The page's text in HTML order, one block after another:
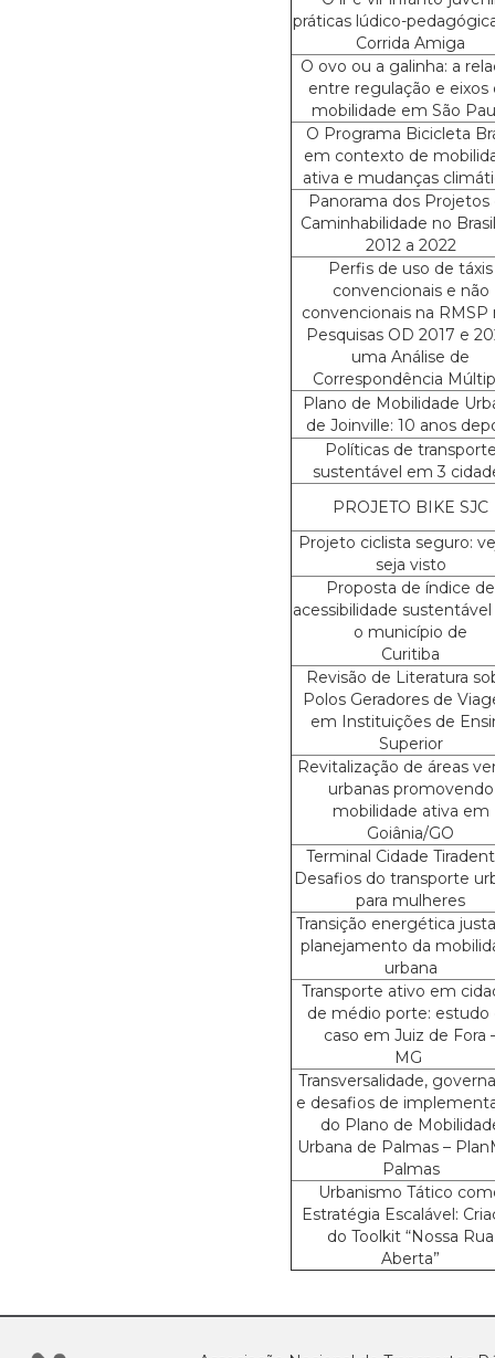
práticas lúdico-
Corrida Amiga
O ovo ou a galinha: a
entre regulação e eixos
mobilidade em São
O Programa Bicicleta
em contexto de
ativa e mudanças
Panorama dos Projetos
Caminhabilidade no
2012 a 2022
Perfis de uso de táxis
convencionais e não
convencionais na RMSP
Pesquisas OD 2017 e
uma Análise de
Correspondência
Plano de Mobilidade
de Joinville: 10 anos
Políticas de
sustentável em 3
PROJETO BIKE SJC
Projeto ciclista seguro:
seja visto
Proposta de índice de
acessibilidade sustentável
o município de
Curitiba
Revisão de Literatura
Polos Geradores de
em Instituições de
Superior
Revitalização de áreas
urbanas promovendo
mobilidade ativa em
Goiânia/GO
Terminal Cidade
Desafios do transporte
para mulheres
Transição energética
planejamento da
urbana
Transporte ativo em
de médio porte: estudo
caso em Juiz de Fora
MG
Transversalidade,
e desafios de
do Plano de
Urbana de Palmas –
Palmas
Urbanismo Tático
Estratégia Escalável:
do Toolkit “Nossa Rua
Aberta”